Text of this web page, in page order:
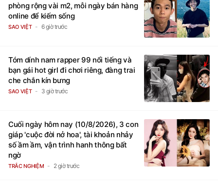
phòng rộng vài m2, mỗi ngày bán hàng
online để kiếm sống
SAO VIỆT 6 giờ trước
Tóm dính nam rapper 99 nổi tiếng và
bạn gái hot girl đi chơi riêng, đàng trai
che chắn kín bưng
SAO VIỆT 3 giờ trước
Cuối ngày hôm nay (10/8/2026), 3 con
giáp 'cuộc đời nở hoa', tài khoản nhảy
số ầm ầm, vận trình hanh thông bất
ngờ
TRẮC NGHIỆM 2 giờ trước